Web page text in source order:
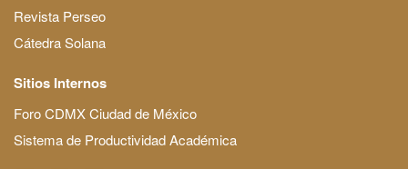
Revista Perseo
Cátedra Solana
Sitios Internos
Foro CDMX Ciudad de México
Sistema de Productividad Académica